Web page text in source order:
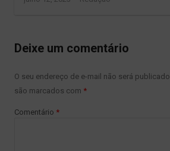
Deixe um comentário
O seu endereço de e-mail não será publicado.
são marcados com *
Comentário *